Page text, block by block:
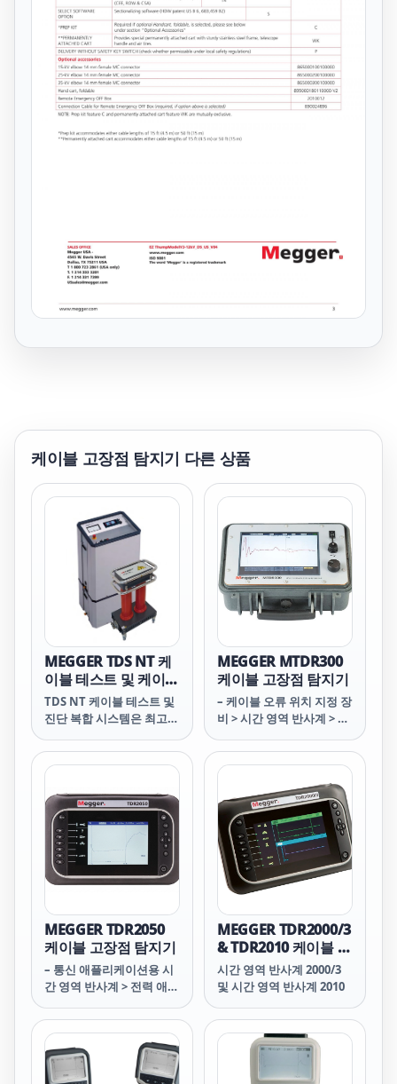
케이블 고장점 탐지기 다른 상품
MEGGER TDS NT 케
이블 테스트 및 케이블
진단용 복합 시스템
TDS NT 케이블 테스트 및
진단 복합 시스템은 최고의
NT는 다기능 소형 전압 소
스와 최신 부분 방전(PD)
테스트 전압 소스는 간단한
초저주파(VLF) 테스트는 물
론, PD 검출기와 연동하여
PD 진단을 포함한 시운전
테스트에도 사용할 수 있습
니다.
MEGGER MTDR300
케이블 고장점 탐지기
– 케이블 오류 위치 지정 장
비 > 시간 영역 반사계 > 3
MEGGER TDR2050
케이블 고장점 탐지기
– 통신 애플리케이션용 시
간 영역 반사계 > 전력 애플
이블 오류 탐지기
MEGGER TDR2000/3
& TDR2010 케이블 고
장점 탐지기
시간 영역 반사계 2000/3
및 시간 영역 반사계 2010